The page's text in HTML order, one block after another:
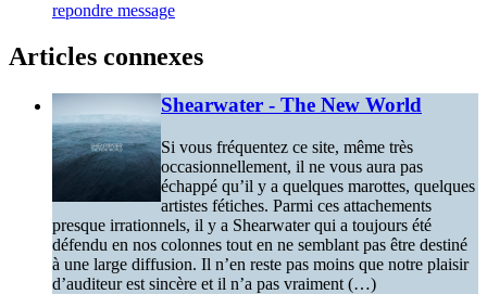
repondre message
Articles connexes
Shearwater - The New World
Si vous fréquentez ce site, même très
occasionnellement, il ne vous aura pas
échappé qu’il y a quelques marottes, quelques
artistes fétiches. Parmi ces attachements
presque irrationnels, il y a Shearwater qui a toujours été
défendu en nos colonnes tout en ne semblant pas être destiné
à une large diffusion. Il n’en reste pas moins que notre plaisir
d’auditeur est sincère et il n’a pas vraiment (…)